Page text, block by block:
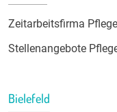
Zeitarbeitsfirma
Stellenangebote
Bielefeld